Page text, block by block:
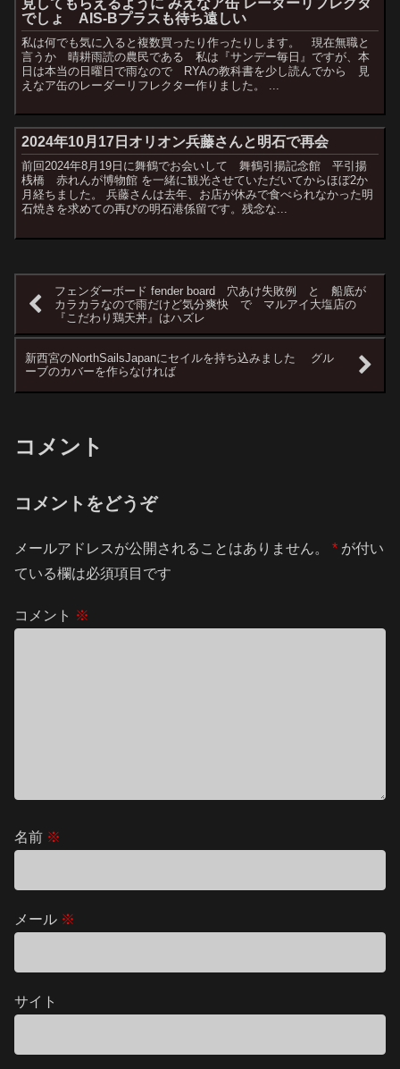
でしょ AIS-Bプラスも待ち遠しい
私は何でも気に入ると複数買ったり作ったりします。 現在無職と
言うか 晴耕雨読の農民である 私は『サンデー毎日』ですが、本
日は本当の日曜日で雨なので RYAの教科書を少し読んでから 見
えなア缶のレーダーリフレクター作りました。 ...
2024年10月17日オリオン兵藤さんと明石で再会
前回2024年8月19日に舞鶴でお会いして 舞鶴引揚記念館 平引揚
桟橋 赤れんが博物館 を一緒に観光させていただいてからほぼ2か
月経ちました。 兵藤さんは去年、お店が休みで食べられなかった明
石焼きを求めての再びの明石港係留です。残念な...
フェンダーボード fender board 穴あけ失敗例 と 船底が
カラカラなので雨だけど気分爽快 で マルアイ大塩店の
『こだわり鶏天丼』はハズレ
新西宮のNorthSailsJapanにセイルを持ち込みました グル
ーブのカバーを作らなければ
コメント
コメントをどうぞ
メールアドレスが公開されることはありません。 * が付い
ている欄は必須項目です
コメント ※
名前 ※
メール ※
サイト